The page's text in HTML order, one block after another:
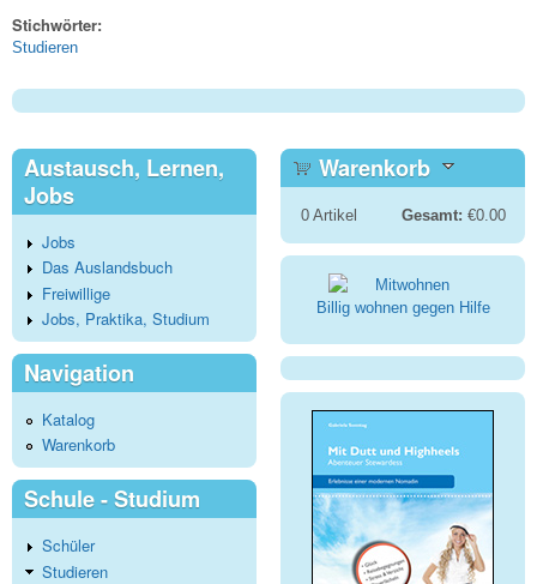
Stichwörter:
Studieren
Austausch, Lernen,
Jobs
Jobs
Das Auslandsbuch
Freiwillige
Jobs, Praktika, Studium
Navigation
Katalog
Warenkorb
Schule - Studium
Schüler
Studieren
Warenkorb
0Artikel Gesamt: €0.00
Billig wohnen gegen Hilfe